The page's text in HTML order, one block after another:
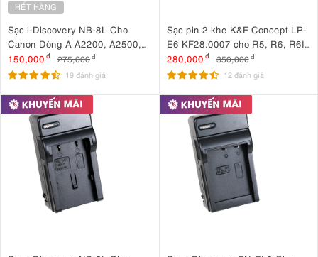
HẾT HÀNG
Sạc i-Discovery NB-8L Cho
Canon Dòng A A2200, A2500,
A3300
150,000 đ 275,000đ
19 đánh giá
Sạc pin 2 khe K&F Concept LP-
E6 KF28.0007 cho R5, R6, R6II,
R7
280,000 đ 350,000 đ
12 đánh giá